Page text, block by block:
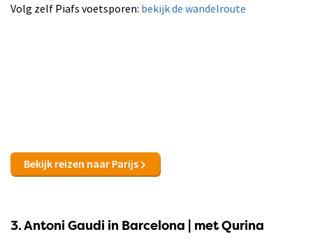
Volg zelf Piafs voetsporen: bekijk de wandelroute
Bekijk reizen naar Parijs
3. Antoni Gaudi in Barcelona | met Qurina